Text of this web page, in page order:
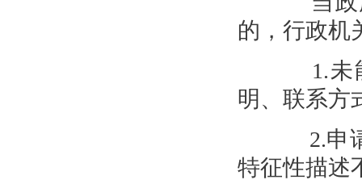
的，行政机
1.未能
明、联系方
2.申请
特征性描述